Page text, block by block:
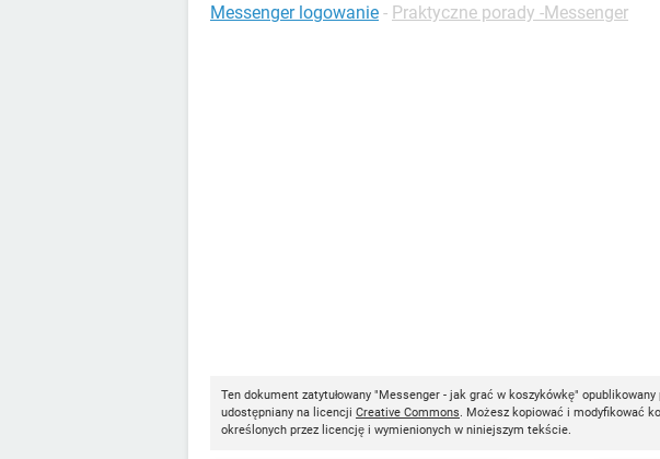
Messenger logowanie - Praktyczne porady -Messenger
Ten dokument zatytułowany "Messenger - jak grać w koszykówkę" opublikowany
udostępniany na licencji Creative Commons. Możesz kopiować i modyfikować
określonych przez licencję i wymienionych w niniejszym tekście.